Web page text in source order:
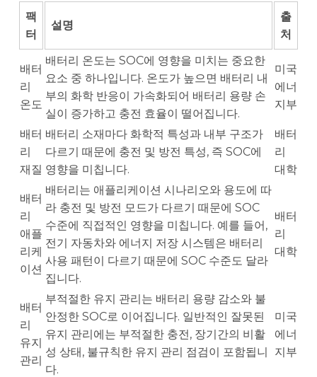
팩
터
설명
출
처
배터
리
온도
배터리 온도는 SOC에 영향을 미치는 중요한
요소 중 하나입니다. 온도가 높으면 배터리 내
부의 화학 반응이 가속화되어 배터리 용량 손
실이 증가하고 충전 효율이 떨어집니다.
미국
에너
지부
배터
리
재질
배터리 소재마다 화학적 특성과 내부 구조가
다르기 때문에 충전 및 방전 특성, 즉 SOC에
영향을 미칩니다.
배터
리
대학
배터
리
애플
리케
이션
배터리는 애플리케이션 시나리오와 용도에 따
라 충전 및 방전 모드가 다르기 때문에 SOC
수준에 직접적인 영향을 미칩니다. 예를 들어,
전기 자동차와 에너지 저장 시스템은 배터리
사용 패턴이 다르기 때문에 SOC 수준도 달라
집니다.
배터
리
대학
배터
리
유지
관리
부적절한 유지 관리는 배터리 용량 감소와 불
안정한 SOC로 이어집니다. 일반적인 잘못된
유지 관리에는 부적절한 충전, 장기간의 비활
성 상태, 불규칙한 유지 관리 점검이 포함됩니
다.
미국
에너
지부